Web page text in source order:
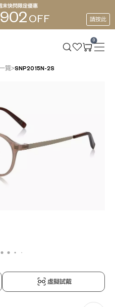
快閃限定優惠
OFF 請按此
0
覽 SNP2015N-2S
虛擬試戴